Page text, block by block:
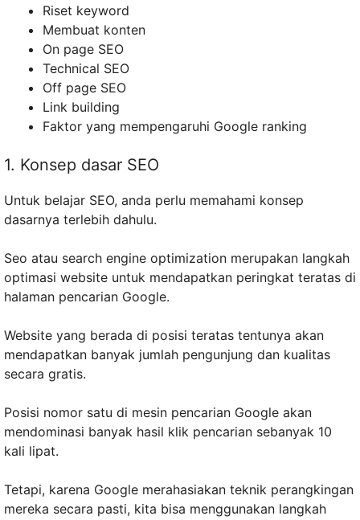
Riset keyword
Membuat konten
On page SEO
Technical SEO
Off page SEO
Link building
Faktor yang mempengaruhi Google ranking
1. Konsep dasar SEO
Untuk belajar SEO, anda perlu memahami konsep
dasarnya terlebih dahulu.
Seo atau search engine optimization merupakan langkah
optimasi website untuk mendapatkan peringkat teratas di
halaman pencarian Google.
Website yang berada di posisi teratas tentunya akan
mendapatkan banyak jumlah pengunjung dan kualitas
secara gratis.
Posisi nomor satu di mesin pencarian Google akan
mendominasi banyak hasil klik pencarian sebanyak 10
kali lipat.
Tetapi, karena Google merahasiakan teknik perangkingan
mereka secara pasti, kita bisa menggunakan langkah